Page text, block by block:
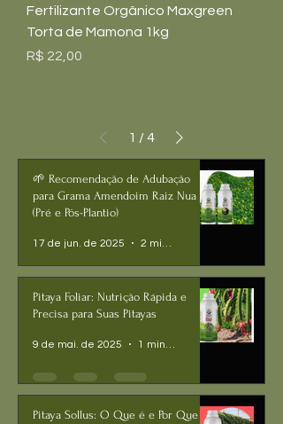
Fertilizante Orgânico Maxgreen
Torta de Mamona 1kg
Preço
R$ 22,00
1 /4
🌱 Recomendação de Adubação
para Grama Amendoim Raiz Nua
(Pré e Pós-Plantio)
17 de jun. de 2025 2 min de leitura
Pitaya Foliar: Nutrição Rápida e
Precisa para Suas Pitayas
9 de mai. de 2025 1 min de leitura
Pitaya Sollus: O Que é e Por Que